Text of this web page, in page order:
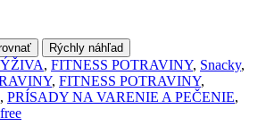
Rýchly náhľad
, FITNESS POTRAVINY, Snacky,
, FITNESS POTRAVINY,
, PRÍSADY NA VARENIE A PEČENIE,